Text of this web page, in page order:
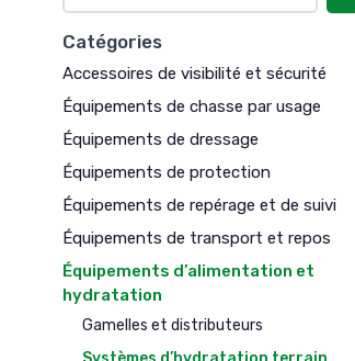
Catégories
Accessoires de visibilité et sécurité
Équipements de chasse par usage
Équipements de dressage
Équipements de protection
Équipements de repérage et de suivi
Équipements de transport et repos
Équipements d’alimentation et
hydratation
Gamelles et distributeurs